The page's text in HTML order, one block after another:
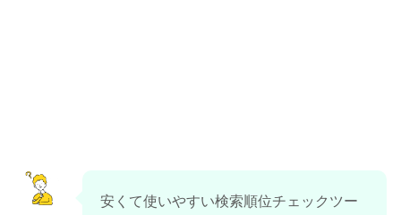
安くて使いやすい検索順位チェックツー